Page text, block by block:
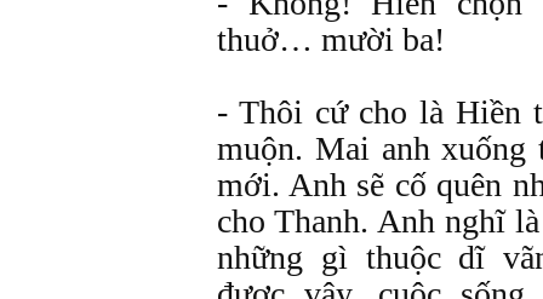
thuở… mười ba!
- Thôi cứ cho là Hiền
muộn. Mai anh xuống
mới. Anh sẽ cố quên
cho Thanh. Anh nghĩ
những gì thuộc dĩ